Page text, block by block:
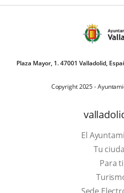
Plaza Mayor, 1. 47001 Valladolid,
Copyright 2025 -
El
Tu
Para ti